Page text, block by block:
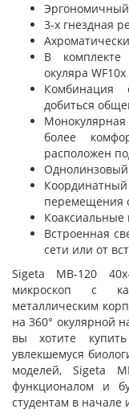
Эргономичный
3-х гнездная
В комплекте
окуляра
Комбинация
добиться
более
расположен
перемещения
Коаксиальные
Встроенная
сети или от
Sigeta MB-120
микроскоп с
металлическим
на 360° окулярной
вы хотите
увлекшемуся
моделей, Sigeta
функционалом и
студентам в начале